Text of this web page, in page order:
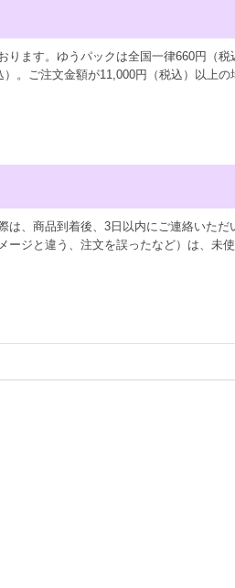
ります。ゆうパックは全国一律660円（
。ご注文金額が11,000円（税込）以上
は、商品到着後、3日以内にご連絡いただ
ージと違う、注文を誤ったなど）は、未